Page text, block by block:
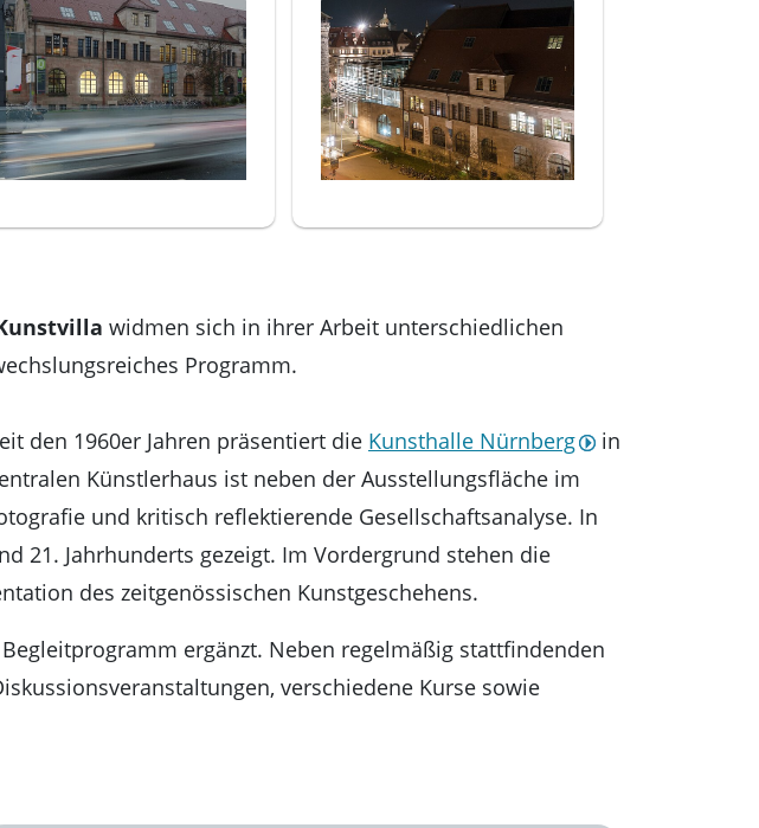
widmen sich in ihrer Arbeit unterschiedlichen
Programm.
den 1960er Jahren präsentiert die Kunsthalle Nürnberg
in
Künstlerhaus ist neben der Ausstellungsfläche im
und kritisch reflektierende Gesellschaftsanalyse. In
21. Jahrhunderts gezeigt. Im Vordergrund stehen die
des zeitgenössischen Kunstgeschehens.
ergänzt. Neben regelmäßig stattfindenden
verschiedene Kurse sowie